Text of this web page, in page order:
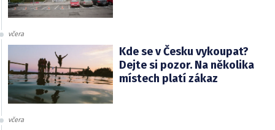
včera
Kde se v Česku vykoupat?
Dejte si pozor. Na několika
místech platí zákaz
včera